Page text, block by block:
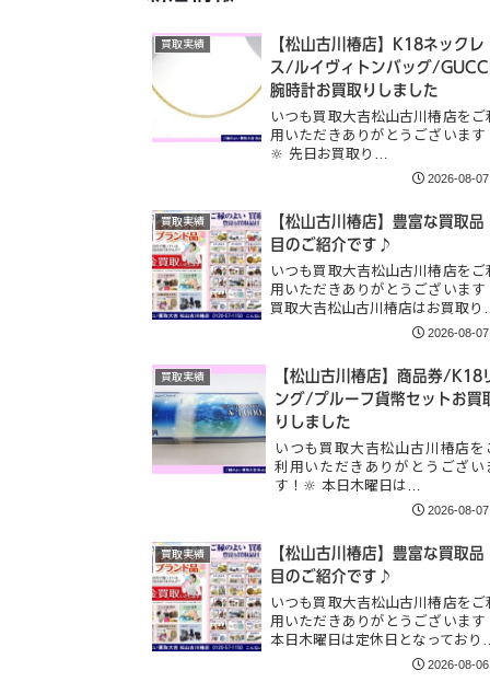
買取実績
【松山古川椿店】K18ネックレ
ス/ルイヴィトンバッグ/GUCCI
腕時計お買取りしました
いつも買取大吉松山古川椿店をご
用いただきありがとうございます
🔆 先日お買取り…
2026-08-07
買取実績
【松山古川椿店】豊富な買取品
目のご紹介です♪
いつも買取大吉松山古川椿店をご
用いただきありがとうございます
買取大吉松山古川椿店はお買取
2026-08-07
買取実績
【松山古川椿店】商品券/K18
ング/プルーフ貨幣セットお買
りしました
いつも買取大吉松山古川椿店を
利用いただきありがとうござい
す！🔆 本日木曜日は…
2026-08-07
買取実績
【松山古川椿店】豊富な買取品
目のご紹介です♪
いつも買取大吉松山古川椿店をご
用いただきありがとうございます
本日木曜日は定休日となっており
2026-08-06